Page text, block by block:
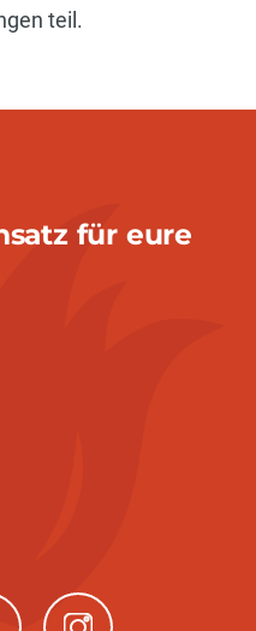
teil.
für eure